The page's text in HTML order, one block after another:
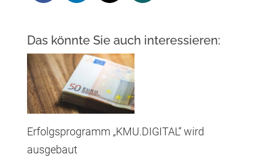
Das könnte Sie auch interessieren:
Erfolgsprogramm „KMU.DIGITAL“ wird
ausgebaut